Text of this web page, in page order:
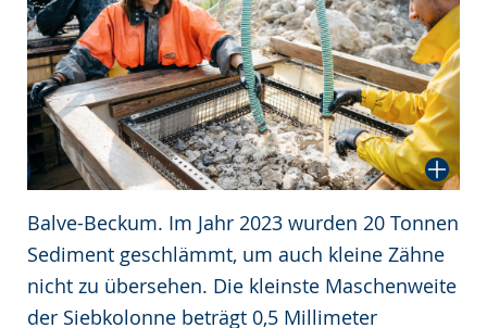
Balve-Beckum. Im Jahr 2023 wurden 20 Tonnen
Sediment geschlämmt, um auch kleine Zähne
nicht zu übersehen. Die kleinste Maschenweite
der Siebkolonne beträgt 0,5 Millimeter